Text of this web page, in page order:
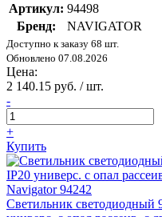
Артикул: 94498
Бренд:
NAVIGATOR
Доступно к заказу 68 шт.
Обновлено 07.08.2026
Цена:
2 140.15 руб. / шт.
-
+
Купить
Светильник светодиодный